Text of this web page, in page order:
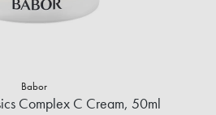
Babor
Complex C Cream, 50ml